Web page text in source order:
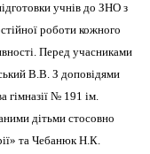
учнів до ЗНО з
роботи кожного
Перед учасниками
В.В. З доповідями
гімназії № 191 ім.
дітьми стосовно
та Чебанюк Н.К.